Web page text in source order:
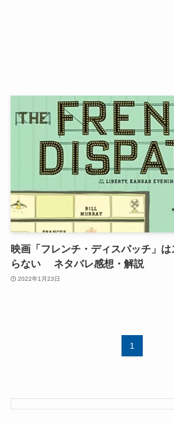
映画「フレンチ・ディスパッチ」は
らない ネタバレ感想・解説
2022年1月23日
1